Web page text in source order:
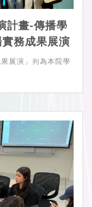
計畫-傳播學
務成果展演